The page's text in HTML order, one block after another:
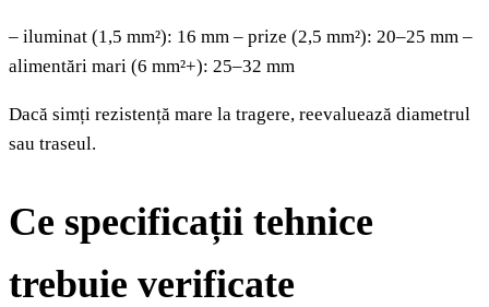
– iluminat (1,5 mm²): 16 mm – prize (2,5 mm²): 20–25 mm –
alimentări mari (6 mm²+): 25–32 mm
Dacă simți rezistență mare la tragere, reevaluează diametrul
sau traseul.
Ce specificații tehnice
trebuie verificate